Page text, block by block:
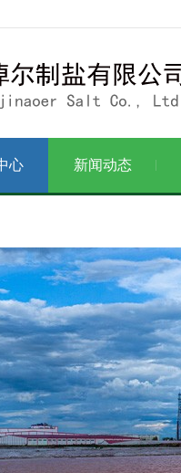
心 新闻动态